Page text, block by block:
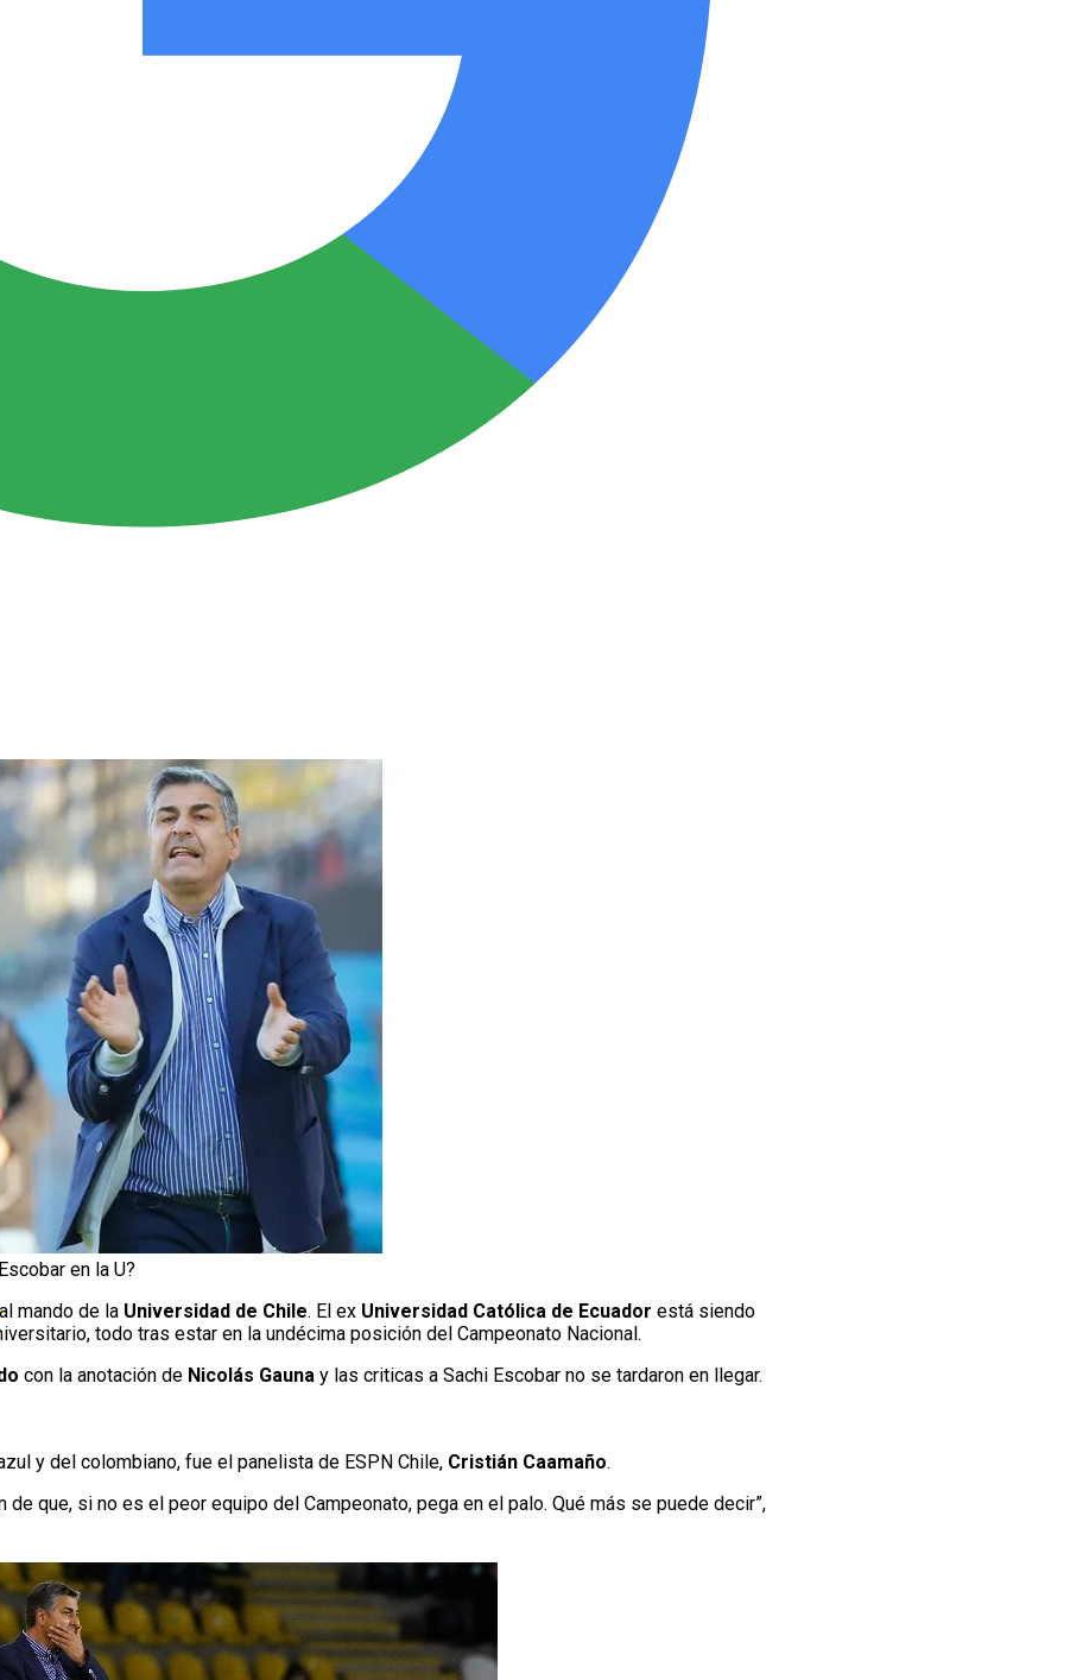
en la U?
al mando de la Universidad de Chile. El ex Universidad Católica de Ecuador está siendo
todo tras estar en la undécima posición del Campeonato Nacional.
con la anotación de Nicolás Gauna y las criticas a Sachi Escobar no se tardaron en llegar.
y del colombiano, fue el panelista de ESPN Chile, Cristián Caamaño.
que, si no es el peor equipo del Campeonato, pega en el palo. Qué más se puede decir”,